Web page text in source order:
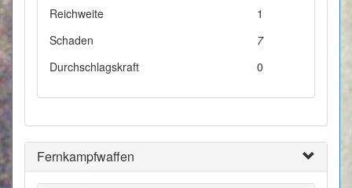
Reichweite
1
Schaden
7
Durchschlagskraft
0
Fernkampfwaffen